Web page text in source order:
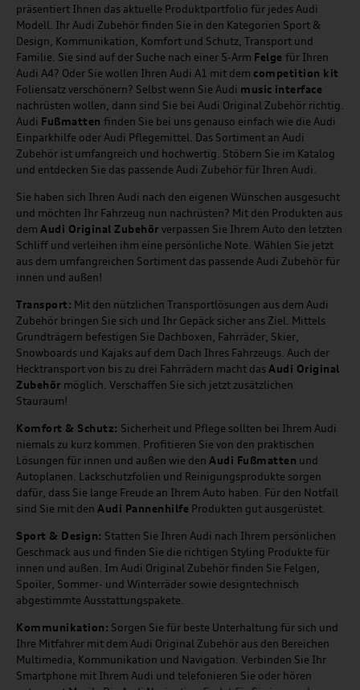
präsentiert Ihnen das aktuelle Produktportfolio für jedes Audi
Modell. Ihr Audi Zubehör finden Sie in den Kategorien Sport &
Design, Kommunikation, Komfort und Schutz, Transport und
Familie. Sie sind auf der Suche nach einer 5-Arm Felge für Ihren
Audi A4? Oder Sie wollen Ihren Audi A1 mit dem competition kit
Foliensatz verschönern? Selbst wenn Sie Audi music interface
nachrüsten wollen, dann sind Sie bei Audi Original Zubehör richtig.
Audi Fußmatten finden Sie bei uns genauso einfach wie die Audi
Einparkhilfe oder Audi Pflegemittel. Das Sortiment an Audi
Zubehör ist umfangreich und hochwertig. Stöbern Sie im Katalog
und entdecken Sie das passende Audi Zubehör für Ihren Audi.
Sie haben sich Ihren Audi nach den eigenen Wünschen ausgesucht
und möchten Ihr Fahrzeug nun nachrüsten? Mit den Produkten aus
dem Audi Original Zubehör verpassen Sie Ihrem Auto den letzten
Schliff und verleihen ihm eine persönliche Note. Wählen Sie jetzt
aus dem umfangreichen Sortiment das passende Audi Zubehör für
innen und außen!
Transport: Mit den nützlichen Transportlösungen aus dem Audi
Zubehör bringen Sie sich und Ihr Gepäck sicher ans Ziel. Mittels
Grundträgern befestigen Sie Dachboxen, Fahrräder, Skier,
Snowboards und Kajaks auf dem Dach Ihres Fahrzeugs. Auch der
Hecktransport von bis zu drei Fahrrädern macht das Audi Original
Zubehör möglich. Verschaffen Sie sich jetzt zusätzlichen
Stauraum!
Komfort & Schutz: Sicherheit und Pflege sollten bei Ihrem Audi
niemals zu kurz kommen. Profitieren Sie von den praktischen
Lösungen für innen und außen wie den Audi Fußmatten und
Autoplanen. Lackschutzfolien und Reinigungsprodukte sorgen
dafür, dass Sie lange Freude an Ihrem Auto haben. Für den Notfall
sind Sie mit den Audi Pannenhilfe Produkten gut ausgerüstet.
Sport & Design: Statten Sie Ihren Audi nach Ihrem persönlichen
Geschmack aus und finden Sie die richtigen Styling Produkte für
innen und außen. Im Audi Original Zubehör finden Sie Felgen,
Spoiler, Sommer- und Winterräder sowie designtechnisch
abgestimmte Ausstattungspakete.
Kommunikation: Sorgen Sie für beste Unterhaltung für sich und
Ihre Mitfahrer mit dem Audi Original Zubehör aus den Bereichen
Multimedia, Kommunikation und Navigation. Verbinden Sie Ihr
Smartphone mit Ihrem Audi und telefonieren Sie oder hören